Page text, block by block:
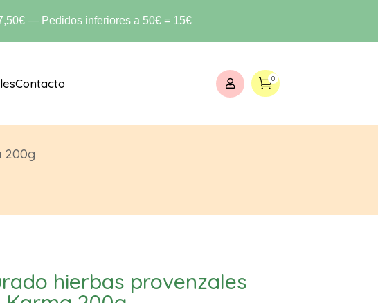
— Pedidos inferiores a 50€ = 15€
Contacto  0
200g
hierbas provenzales